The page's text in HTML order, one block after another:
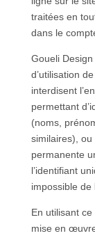
traitées en
dans le
Goueli
d’utilisation
interdisent
permettant
(noms,
similaires),
permanente
l’identifiant
impossible
En utilisant
mise en